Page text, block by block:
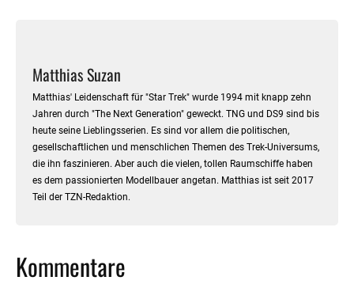
Matthias Suzan
Matthias' Leidenschaft für "Star Trek" wurde 1994 mit knapp zehn
Jahren durch "The Next Generation" geweckt. TNG und DS9 sind bis
heute seine Lieblingsserien. Es sind vor allem die politischen,
gesellschaftlichen und menschlichen Themen des Trek-Universums,
die ihn faszinieren. Aber auch die vielen, tollen Raumschiffe haben
es dem passionierten Modellbauer angetan. Matthias ist seit 2017
Teil der TZN-Redaktion.
Kommentare